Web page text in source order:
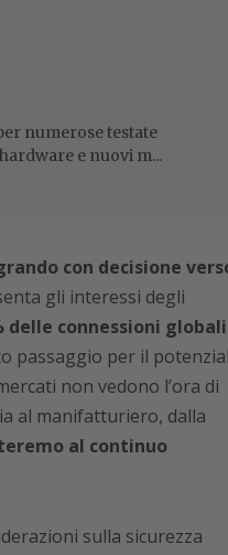
numerose testate
e nuovi m...
con decisione
gli interessi degli
delle connessioni globali
passaggio per il
non vedono l’ora di
al manifatturiero, dalla
al continuo
sulla sicurezza